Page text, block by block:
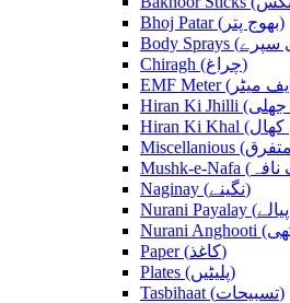
Bhoj Patar (بھوج پتر)
Chiragh (چراغ)
Naginay (نگینے)
Paper (کاغذ)
Plates (پلیٹیں)
Tasbihaat (تسبیحات)